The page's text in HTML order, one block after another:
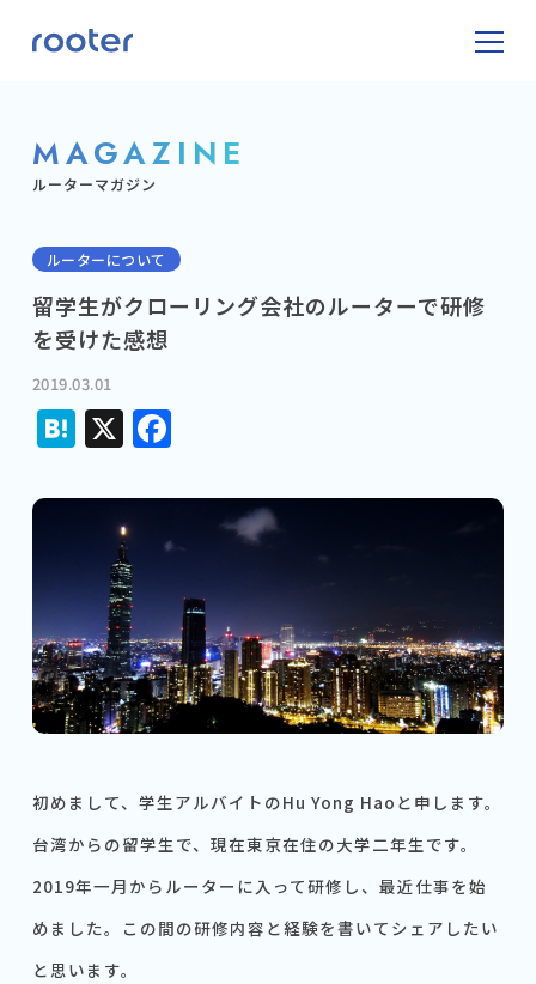
MAGAZINE
ルーターマガジン
ルーターについて
留学生がクローリング会社のルーターで研修
を受けた感想
2019.03.01
Hatena
X Facebook
初めまして、学生アルバイトのHu Yong Haoと申します。
台湾からの留学生で、現在東京在住の大学二年生です。
2019年一月からルーターに入って研修し、最近仕事を始
めました。この間の研修内容と経験を書いてシェアしたい
と思います。